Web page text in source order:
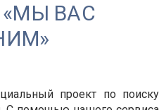
«МЫ ВАС
проект по поиску